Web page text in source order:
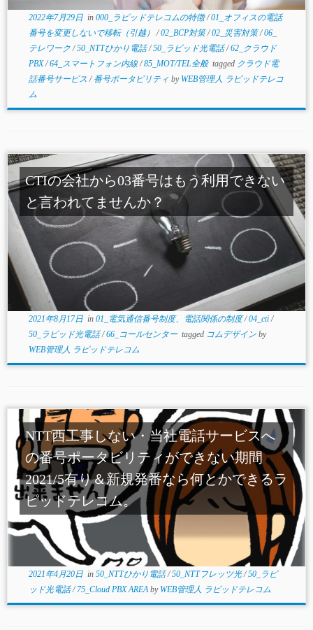
2022年7月29日in 000_ラピッドテレコムの特徴/01_オフィスの電話
番号を変更しないで移転（引越）/02_BCP対策/02_災害対策/06_
テレワーク/50_NTTひかり電話/50_ラピッド光電話/62_クラウド
PBX/64_スマートフォン内線/85_MOT/TEL全般 tagged クラウド電
話番号サービス/ 番号ポータビリティ by WEB管理人 ラピッドテレコ
ム
CTIの会社から03番号はもう利用できない
と言われてませんか？
2021年8月17日in 01_電気通信番号制度、電話関係の制度/04_cti/
50_ラピッド光電話/66_コールセンター tagged コムデザイン by
WEB管理人 ラピッドテレコム
NTT西工事しない・当社電話サービスへ
の番号ポータビリティができない期間
2021/5有り＆新規発番なら何とかできるラ
ピッドテレコム。
2021年4月20日in 50_NTTひかり電話/50_NTTフレッツ光/50_ラピ
ッド光電話/ 75_Cloud PBX AREAby WEB管理人 ラピッドテレコム